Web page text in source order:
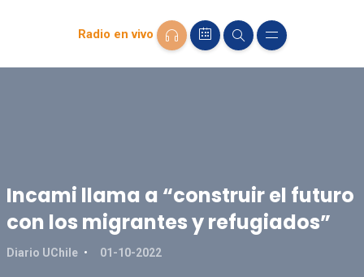
Radio en vivo
Incami llama a “construir el futuro
con los migrantes y refugiados”
Diario UChile 01-10-2022